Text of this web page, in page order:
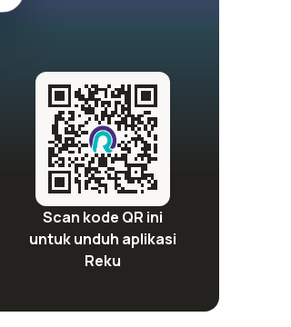
Scan kode QR ini
untuk unduh aplikasi
Reku